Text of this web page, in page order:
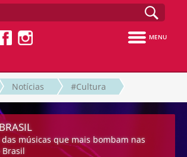
MENU
Notícias #Cultura
músicas que mais bombam nas
Brasil